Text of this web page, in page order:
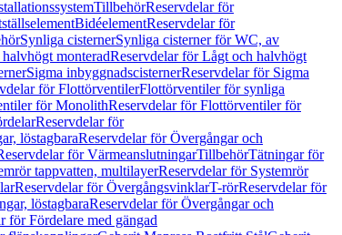
TillbehörReservdelar för
BidéelementReservdelar för
Synliga cisternerSynliga cisterner för WC, av
monteradReservdelar för Lågt och halvhögt
Sigma inbyggnadscisternerReservdelar för Sigma
för FlottörventilerFlottörventiler för synliga
för MonolithReservdelar för Flottörventiler för
Reservdelar för
löstagbaraReservdelar för Övergångar och
för VärmeanslutningarTillbehörTätningar för
tappvatten, multilayerReservdelar för Systemrör
Reservdelar för ÖvergångsvinklarT-rörReservdelar för
löstagbaraReservdelar för Övergångar och
för Fördelare med gängad